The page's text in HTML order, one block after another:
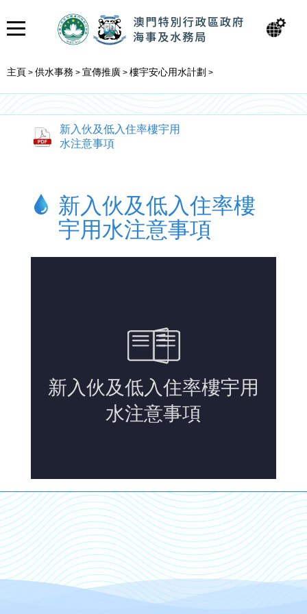
主頁 > 供水事務 > 宣傳推廣 > 樓宇安心用水計劃 >
新入伙及低入住率樓宇用
水注意事項
新入伙及低入住率樓
宇用水注意事項